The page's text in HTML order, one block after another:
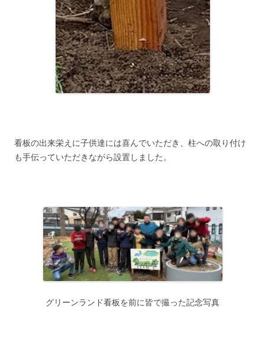
看板の出来栄えに子供達には喜んでいただき、柱への取り付け
も手伝っていただきながら設置しました。
グリーンランド看板を前に皆で撮った記念写真